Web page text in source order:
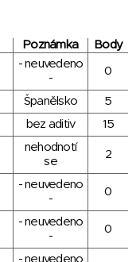
Poznámka Body
- neuvedeno
-
0
Španělsko
5
bez aditiv 15
nehodnotí
se
2
- neuvedeno
-
0
- neuvedeno
-
0
- neuvedeno